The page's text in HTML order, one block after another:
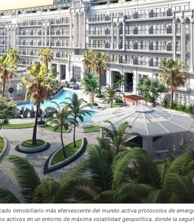
inmobiliario más efervescente del mundo activa protocolos de
activos en un entorno de máxima volatilidad geopolítica, donde la